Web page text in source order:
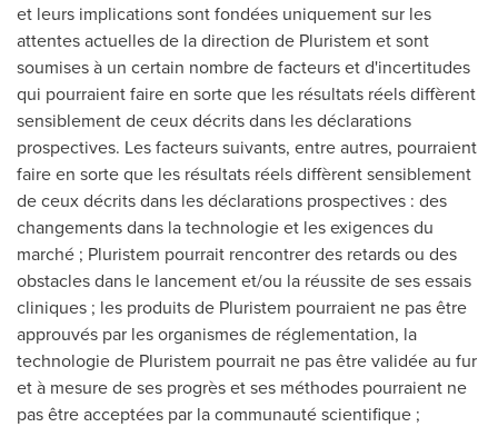
et leurs implications sont fondées uniquement sur les
attentes actuelles de la direction de Pluristem et sont
soumises à un certain nombre de facteurs et d'incertitudes
qui pourraient faire en sorte que les résultats réels diffèrent
sensiblement de ceux décrits dans les déclarations
prospectives. Les facteurs suivants, entre autres, pourraient
faire en sorte que les résultats réels diffèrent sensiblement
de ceux décrits dans les déclarations prospectives : des
changements dans la technologie et les exigences du
marché ; Pluristem pourrait rencontrer des retards ou des
obstacles dans le lancement et/ou la réussite de ses essais
cliniques ; les produits de Pluristem pourraient ne pas être
approuvés par les organismes de réglementation, la
technologie de Pluristem pourrait ne pas être validée au fur
et à mesure de ses progrès et ses méthodes pourraient ne
pas être acceptées par la communauté scientifique ;